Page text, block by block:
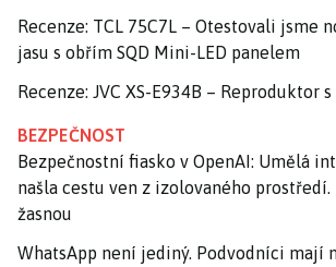
Recenze: TCL 75C7L – Otestovali jsme
jasu s obřím SQD Mini-LED panelem
Recenze: JVC XS-E934B – Reproduktor
BEZPEČNOST
Bezpečnostní fiasko v OpenAI: Umělá
našla cestu ven z izolovaného
žasnou
WhatsApp není jediný. Podvodníci mají